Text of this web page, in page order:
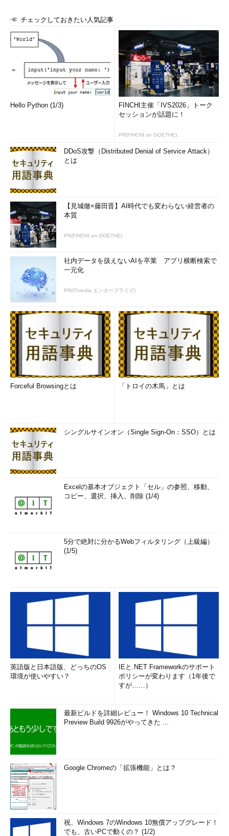
チェックしておきたい人気記事
Hello Python (1/3)
FINCHI主催「IVS2026」トーク
セッションが話題に！
PR(FINCHI on GOETHE)
DDoS攻撃（Distributed Denial of Service Attack）
とは
【見城徹×藤田晋】AI時代でも変わらない経営者の
本質
PR(FINCHI on GOETHE)
社内データを扱えないAIを卒業 アプリ横断検索で
一元化
PR(ITmedia エンタープライズ)
Forceful Browsingとは 「トロイの木馬」とは
シングルサインオン（Single Sign-On：SSO）とは
Excelの基本オブジェクト「セル」の参照、移動、
コピー、選択、挿入、削除 (1/4)
5分で絶対に分かるWebフィルタリング（上級編）
(1/5)
英語版と日本語版、どっちのOS
環境が使いやすい？
IEと.NET Frameworkのサポート
ポリシーが変わります（1年後で
すが……）
最新ビルドを詳細レビュー！ Windows 10 Technical
Preview Build 9926がやってきた ...
Google Chromeの「拡張機能」とは？
祝、Windows 7のWindows 10無償アップグレード！
でも、古いPCで動くの？ (1/2)